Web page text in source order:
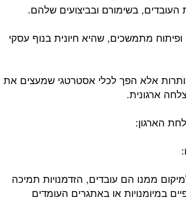
העובדים, בשימורם ובביצועים שלהם.
מתמשכים, שהיא חיונית בנוף עסקי
אלא הפך לכלי אסטרטגי שמעצים את
ארגונית.
ממנו הם עובדים, הזדמנויות תמיכה
במיומנויות או באתגרים העומדים